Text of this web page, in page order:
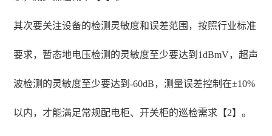
其次要关注设备的检测灵敏度和误差范围，按照行业标准
要求，暂态地电压检测的灵敏度至少要达到1dBmV，超声
波检测的灵敏度至少要达到-60dB，测量误差控制在±10%
以内，才能满足常规配电柜、开关柜的巡检需求【2】。